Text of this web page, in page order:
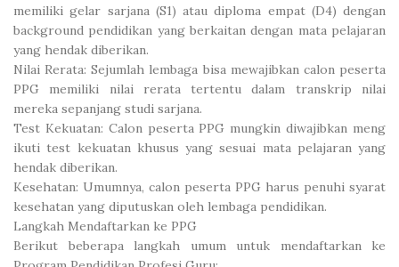
memiliki gelar sarjana (S1) atau diploma empat (D4) dengan
background pendidikan yang berkaitan dengan mata pelajaran
yang hendak diberikan.
Nilai Rerata: Sejumlah lembaga bisa mewajibkan calon peserta
PPG memiliki nilai rerata tertentu dalam transkrip nilai
mereka sepanjang studi sarjana.
Test Kekuatan: Calon peserta PPG mungkin diwajibkan meng
ikuti test kekuatan khusus yang sesuai mata pelajaran yang
hendak diberikan.
Kesehatan: Umumnya, calon peserta PPG harus penuhi syarat
kesehatan yang diputuskan oleh lembaga pendidikan.
Langkah Mendaftarkan ke PPG
Berikut beberapa langkah umum untuk mendaftarkan ke